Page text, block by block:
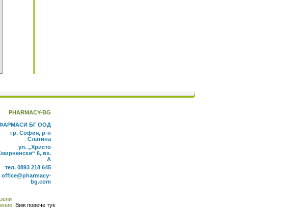
PHARMACY-BG
БГ ООД
гр. София, р-н
Слатина
ул. „Христо
6, вх.
А
тел. 0893 218 645
office@pharmacy-
bg.com
Виж повече тук